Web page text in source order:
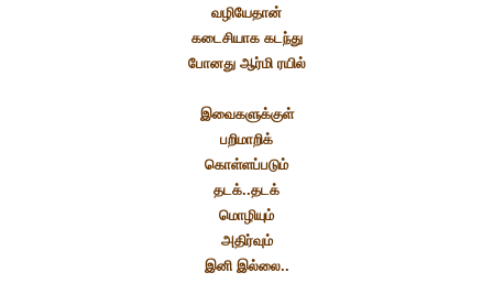
வழியேதான்
கடைசியாக கடந்து
போனது ஆர்மி ரயில்
இவைகளுக்குள்
பறிமாறிக்
கொள்ளப்படும்
தடக்..தடக்
மொழியும்
அதிர்வும்
இனி இல்லை..